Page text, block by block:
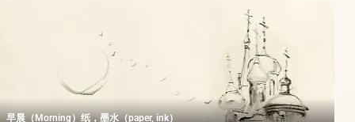
早晨（Morning）纸，墨水（paper, ink）